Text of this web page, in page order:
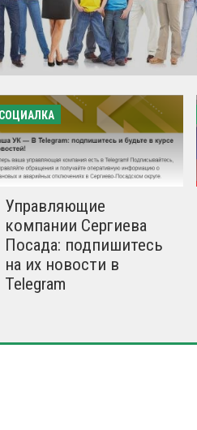
СОЦИАЛКА
Управляющие
компании Сергиева
Посада: подпишитесь
на их новости в
Telegram